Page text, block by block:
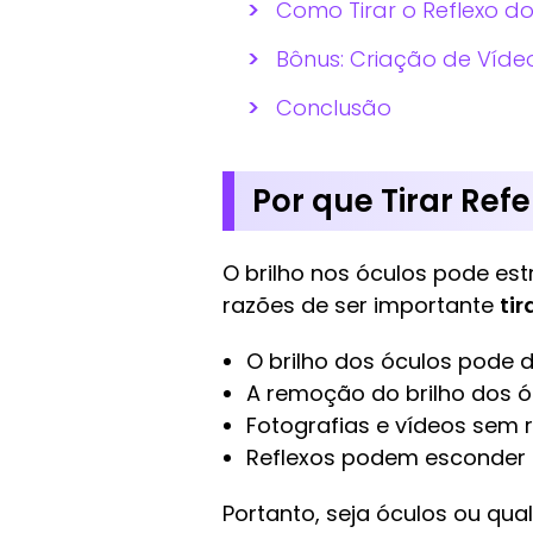
Como Tirar o Reflexo
Bônus: Criação de
Conclusão
Por que Tirar
O brilho nos óculos pode
razões de ser importante
O brilho dos óculos pode
A remoção do brilho dos
Fotografias e vídeos sem
Reflexos podem
Portanto, seja óculos ou